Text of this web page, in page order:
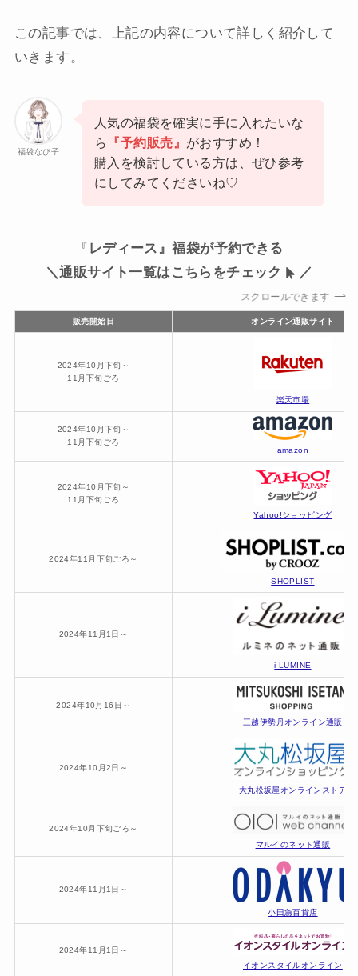
この記事では、上記の内容について詳しく紹介して
いきます。
福袋なび子
人気の福袋を確実に手に入れたいな
ら
『予約販売』 がおすすめ！
購入を検討している方は、ぜひ参考
にしてみてくださいね♡
『 レディース』福袋が予約できる
＼通販サイト一覧はこちらをチェック
／
スクロールできます
販売開始日 オンライン通販サイト
2024年10月下旬～
11月下旬ごろ
楽天市場
2024年10月下旬～
11月下旬ごろ
amazon
2024年10月下旬～
11月下旬ごろ
Yahoo!ショッピング
2024年11月下旬ごろ～
SHOPLIST
2024年11月1日～
i LUMINE
2024年10月16日～
三越伊勢丹オンライン通販
2024年10月2日～
大丸松坂屋オンラインストア
2024年10月下旬ごろ～
マルイのネット通販
2024年11月1日～
小田急百貨店
2024年11月1日～
イオンスタイルオンライン